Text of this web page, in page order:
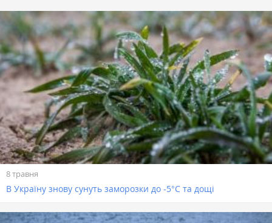
8 травня
В Україну знову сунуть заморозки до -5°С та дощі